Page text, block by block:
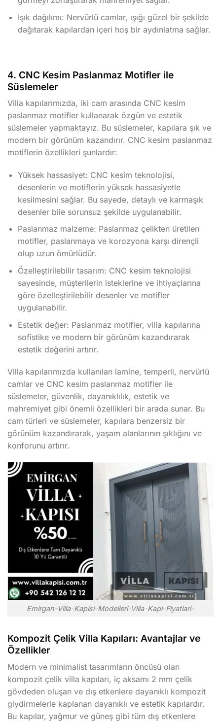
Işık dağılımı: Nervürlü camlar, ışığı güzel bir şekilde
dağıtarak kapılardan içeri hoş bir aydınlatma sağlar.
4. CNC Kesim Paslanmaz Motifler ile
Süslemeler
Villa kapılarımızda, iki cam arasında CNC kesim
paslanmaz motifler kullanarak özgün ve estetik
süslemeler yapmaktayız. Bu süslemeler, kapılara şık ve
modern bir görünüm kazandırır. CNC kesim paslanmaz
motiflerin özellikleri şunlardır:
Yüksek hassasiyet: CNC kesim teknolojisi,
desenlerin ve motiflerin yüksek hassasiyetle
kesilmesini sağlar. Bu sayede, detaylı ve karmaşık
desenler bile sorunsuz şekilde uygulanabilir.
Paslanmaz malzeme: Paslanmaz çelikten üretilen
motifler, paslanmaya ve korozyona karşı dirençli
olup uzun ömürlüdür.
Özelleştirilebilir tasarım: CNC kesim teknolojisi
sayesinde, müşterilerin isteklerine ve ihtiyaçlarına
göre özelleştirilebilir desenler ve motifler
uygulanabilir.
Estetik değer: Paslanmaz motifler, villa kapılarına
sofistike ve modern bir görünüm kazandırarak
estetik değerini artırır.
Villa kapılarımızda kullanılan lamine, temperli, nervürlü
camlar ve CNC kesim paslanmaz motifler ile
süslemeler, güvenlik, dayanıklılık, estetik ve
mahremiyet gibi önemli özellikleri bir arada sunar. Bu
cam türleri ve süslemeler, kapılara benzersiz bir
görünüm kazandırarak, yaşam alanlarının şıklığını ve
konforunu artırır.
Emirgan-Villa-Kapisi-Modelleri-Villa-Kapi-Fiyatlari-
Kompozit Çelik Villa Kapıları: Avantajlar ve
Özellikler
Modern ve minimalist tasarımların öncüsü olan
kompozit çelik villa kapıları, iç aksamı 2 mm çelik
gövdeden oluşan ve dış etkenlere dayanıklı kompozit
giydirmelerle kaplanan dayanıklı ve estetik kapılardır.
Bu kapılar, yağmur ve güneş gibi tüm dış etkenlere